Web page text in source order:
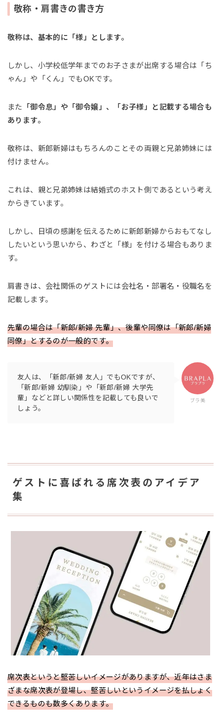
敬称・肩書きの書き方
敬称は、基本的に「様」とします。
しかし、小学校低学年までのお子さまが出席する場合は「ち
ゃん」や「くん」でもOKです。
また
「御令息」や「御令嬢」、「お子様」と記載する場合も
あります。
敬称は、新郎新婦はもちろんのことその両親と兄弟姉妹には
付けません。
これは、親と兄弟姉妹は結婚式のホスト側であるという考え
からきています。
しかし、日頃の感謝を伝えるために新郎新婦からおもてなし
したいという思いから、わざと「様」を付ける場合もありま
す。
肩書きは、会社関係のゲストには会社名・部署名・役職名を
記載します。
先輩の場合は「新郎/新婦 先輩」、後輩や同僚は「新郎/新婦
同僚」とするのが一般的です。
ブラ美
友人は、「新郎/新婦 友人」でもOKですが、
「新郎/新婦 幼馴染」や「新郎/新婦 大学先
輩」などと詳しい関係性を記載しても良いで
しょう。
ゲストに喜ばれる席次表のアイデア
集
席次表というと堅苦しいイメージがありますが、近年はさま
ざまな席次表が登場し、堅苦しいというイメージを払しょく
できるものも数多くあります。